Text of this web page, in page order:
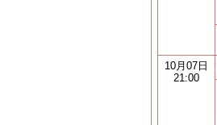
10月07日
21:00